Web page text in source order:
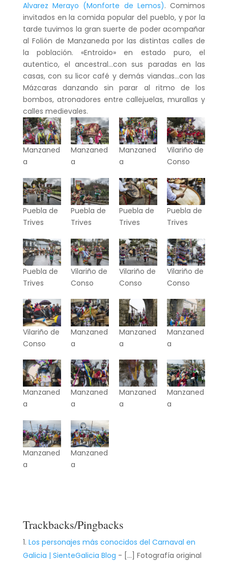
Alvarez Merayo (Monforte de Lemos). Comimos
invitados en la comida popular del pueblo, y por la
tarde tuvimos la gran suerte de poder acompañar
al Folión de Manzaneda por las distintas calles de
la población. «Entroido» en estado puro, el
autentico, el ancestral…con sus paradas en las
casas, con su licor café y demás viandas…con las
Mázcaras danzando sin parar al ritmo de los
bombos, atronadores entre callejuelas, murallas y
calles medievales.
Manzaned
a
Manzaned
a
Manzaned
a
Vilariño de
Conso
Puebla de
Trives
Puebla de
Trives
Puebla de
Trives
Puebla de
Trives
Puebla de
Trives
Vilariño de
Conso
Vilariño de
Conso
Vilariño de
Conso
Vilariño de
Conso
Manzaned
a
Manzaned
a
Manzaned
a
Manzaned
a
Manzaned
a
Manzaned
a
Manzaned
a
Manzaned
a
Manzaned
a
Trackbacks/Pingbacks
Los personajes más conocidos del Carnaval en
Galicia | SienteGalicia Blog - […] Fotografía original